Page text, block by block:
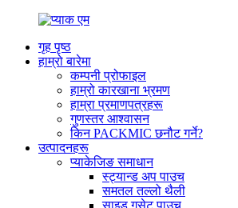
गृह पृष्ठ
हाम्रो बारेमा
कम्पनी प्रोफाइल
हाम्रो कारखाना भ्रमण
हाम्रा प्रमाणपत्रहरू
गुणस्तर आश्वासन
किन PACKMIC छनौट गर्ने?
उत्पादनहरू
प्याकेजिङ समाधान
स्ट्यान्ड अप पाउच
समतल तल्लो थैली
साइड गसेट पाउच